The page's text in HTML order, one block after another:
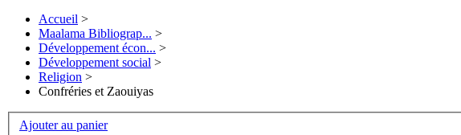
Accueil >
Maalama Bibliograp... >
Développement écon... >
Développement social >
Religion >
Confréries et Zaouiyas
Ajouter au panier